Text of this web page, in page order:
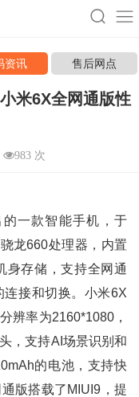
资讯 售后网点
米6X全网通版性
983 次
一款智能手机，于
龙660处理器，内置
身存储，支持全网通
接和切换。小米6X
辨率为2160*1080，
，支持AI场景识别和
的电池，支持快
版搭载了MIUI9，提